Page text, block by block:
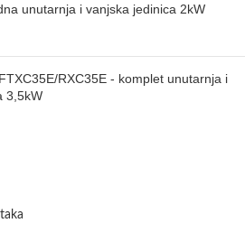
unutarnja i vanjska jedinica 2kW
RXC35E - komplet unutarnja i
3,5kW